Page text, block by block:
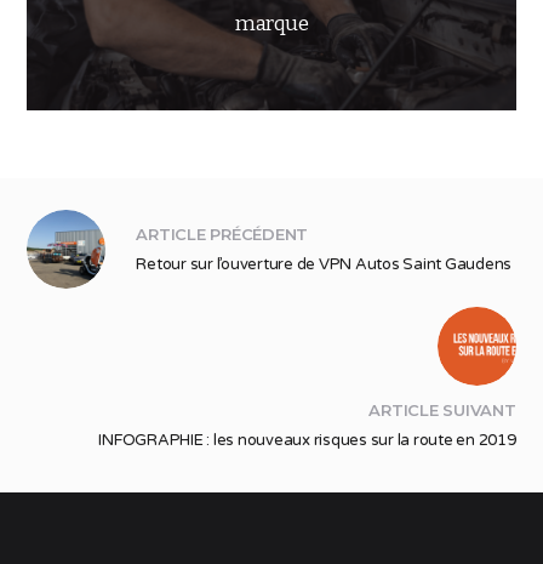
marque
ARTICLE PRÉCÉDENT
Retour sur l’ouverture de VPN Autos Saint Gaudens
ARTICLE SUIVANT
INFOGRAPHIE : les nouveaux risques sur la route en 2019